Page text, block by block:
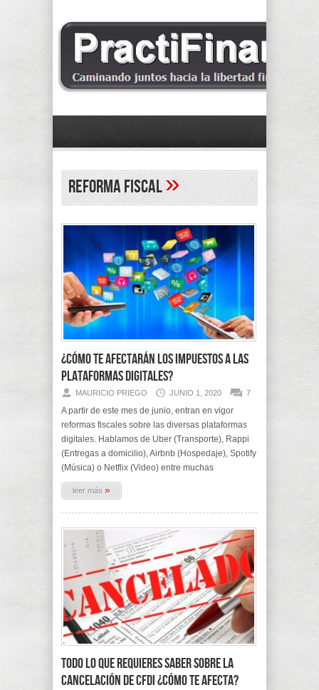
reforma fiscal»
¿Cómo te afectarán los impuestos a las
plataformas digitales?
MAURICIO PRIEGO JUNIO 1, 2020 7
A partir de este mes de junio, entran en vigor
reformas fiscales sobre las diversas plataformas
digitales. Hablamos de Uber (Transporte), Rappi
(Entregas a domicilio), Airbnb (Hospedaje), Spotify
(Música) o Netflix (Video) entre muchas
leer más »
Todo lo que requieres saber sobre la
cancelación de CFDI ¿Cómo te afecta?